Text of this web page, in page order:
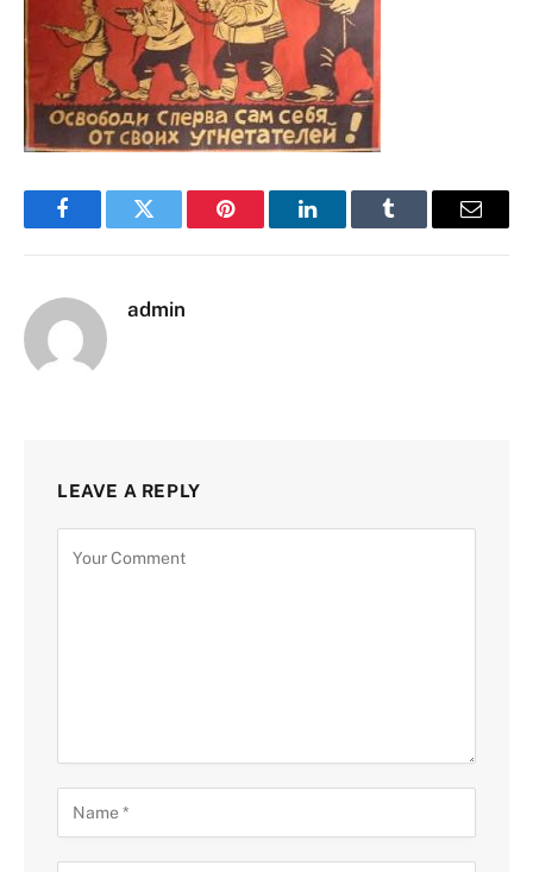
FacebookTwitter Pinterest LinkedInTumblr Email
admin
LEAVE A REPLY